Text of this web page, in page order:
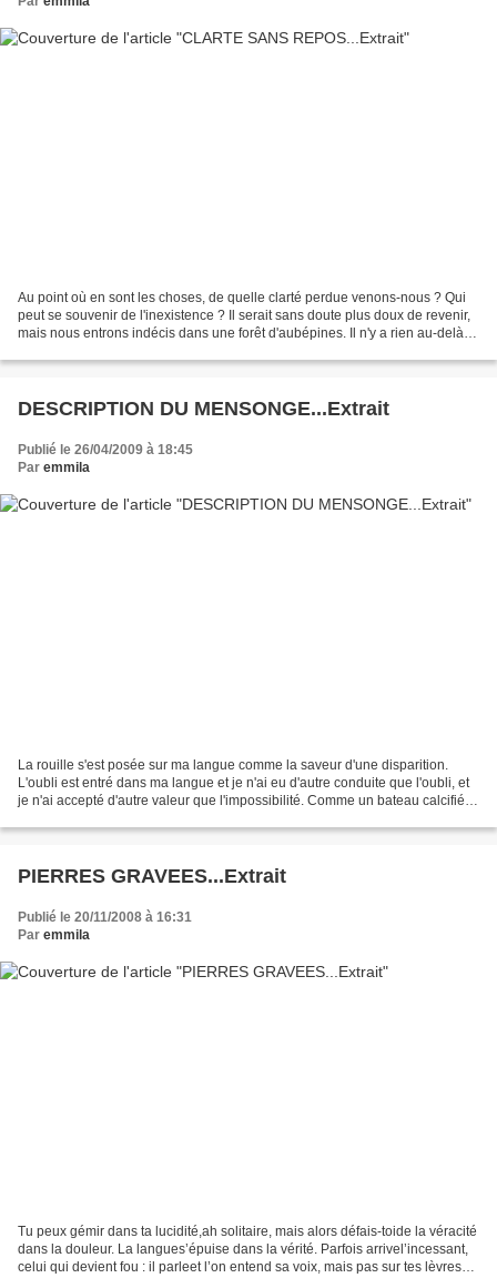
Au point où en sont les choses, de quelle clarté perdue venons-nous ? Qui
peut se souvenir de l'inexistence ? Il serait sans doute plus doux de revenir,
mais nous entrons indécis dans une forêt d'aubépines. Il n'y a rien au-delà
DESCRIPTION DU MENSONGE...Extrait
Publié le 26/04/2009 à 18:45
Par emmila
La rouille s'est posée sur ma langue comme la saveur d'une disparition.
L'oubli est entré dans ma langue et je n'ai eu d'autre conduite que l'oubli, et
je n'ai accepté d'autre valeur que l'impossibilité. Comme un bateau calcifié
PIERRES GRAVEES...Extrait
Publié le 20/11/2008 à 16:31
Par emmila
Tu peux gémir dans ta lucidité,ah solitaire, mais alors défais-toide la véracité
dans la douleur. La langues’épuise dans la vérité. Parfois arrivel’incessant,
celui qui devient fou : il parleet l’on entend sa voix, mais pas sur tes lèvres